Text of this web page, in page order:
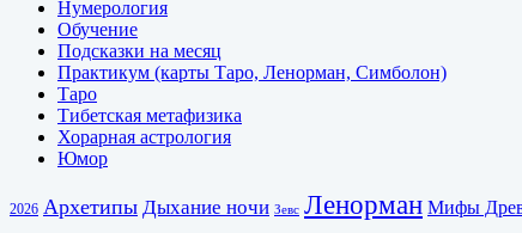
Нумерология
Обучение
Подсказки на месяц
Практикум (карты Таро, Ленорман, Симболон)
Таро
Тибетская метафизика
Хорарная астрология
Юмор
2026 Архетипы Дыхание ночи Зевс Ленорман Мифы